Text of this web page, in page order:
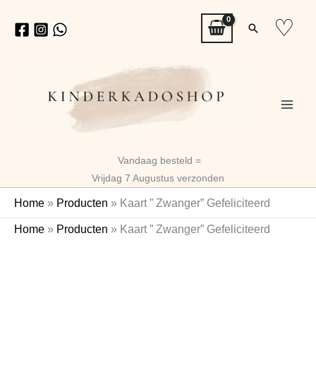
naar
Zoeken
♡
Vandaag besteld =
Vrijdag 7 Augustus verzonden
Home » Producten » Kaart ” Zwanger” Gefeliciteerd
Home » Producten » Kaart ” Zwanger” Gefeliciteerd
Kaart